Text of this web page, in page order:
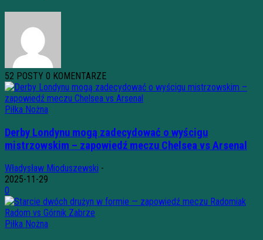
52 POSTY 0 KOMENTARZE
Piłka Nożna
Derby Londynu mogą zadecydować o wyścigu
mistrzowskim – zapowiedź meczu Chelsea vs Arsenal
Władysław Mioduszewski -
2025-11-29
0
Piłka Nożna